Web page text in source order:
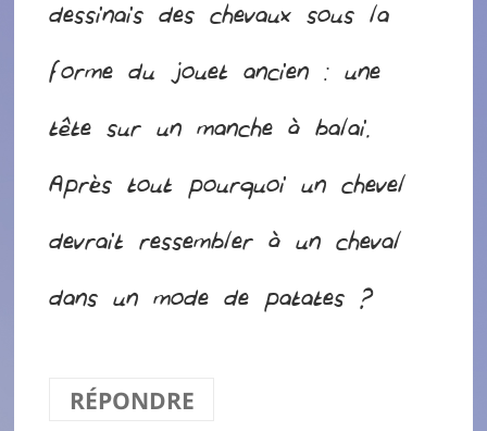
dessinais des chevaux sous la
forme du jouet ancien : une
tête sur un manche à balai.
Après tout pourquoi un chevel
devrait ressembler à un cheval
dans un mode de patates ?
RÉPONDRE